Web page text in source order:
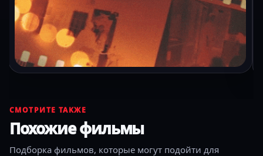
СМОТРИТЕ ТАКЖЕ
Похожие фильмы
Подборка фильмов, которые могут подойти для